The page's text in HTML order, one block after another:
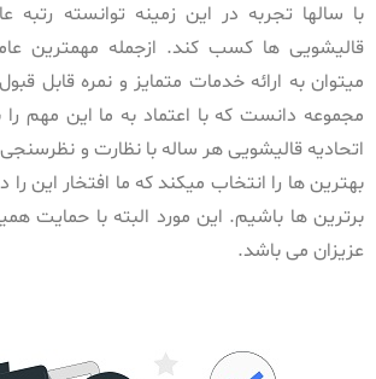
با سالها تجربه در این زمینه توانسته رتبه
قالیشویی ها کسب کند. ازجمله مهمترین
میتوان به ارائه خدمات متمایز و نمره قابل
مجموعه دانست که با اعتماد به ما این مهم را
اتحادیه قالیشویی هر ساله با نظارت و نظرسنجی
بهترین ها را انتخاب میکند که ما افتخار این
برترین ها باشیم. این مورد البته با حمایت
عزیزان می باشد.